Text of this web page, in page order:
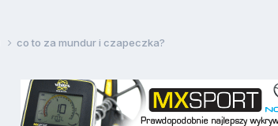
co to za mundur i czapeczka?